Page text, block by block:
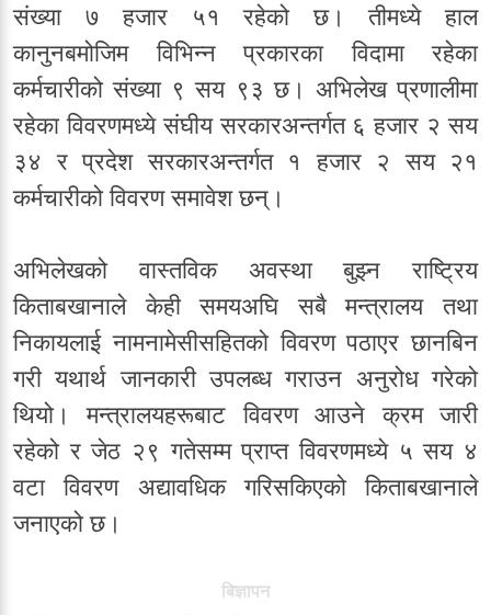
संख्या ७ हजार ५१ रहेको छ। तीमध्ये हाल
कानुनबमोजिम विभिन्न प्रकारका विदामा रहेका
कर्मचारीको संख्या ९ सय ९३ छ। अभिलेख प्रणालीमा
रहेका विवरणमध्ये संघीय सरकारअन्तर्गत ६ हजार २ सय
३४ र प्रदेश सरकारअन्तर्गत १ हजार २ सय २१
कर्मचारीको विवरण समावेश छन्।
अभिलेखको वास्तविक अवस्था बुझ्न राष्ट्रिय
किताबखानाले केही समयअघि सबै मन्त्रालय तथा
निकायलाई नामनामेसीसहितको विवरण पठाएर छानबिन
गरी यथार्थ जानकारी उपलब्ध गराउन अनुरोध गरेको
थियो। मन्त्रालयहरूबाट विवरण आउने क्रम जारी
रहेको र जेठ २९ गतेसम्म प्राप्त विवरणमध्ये ५ सय ४
वटा विवरण अद्यावधिक गरिसकिएको किताबखानाले
जनाएको छ।
बिज्ञापन